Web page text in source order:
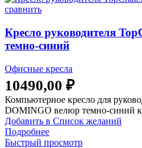
сравнить
Кресло руководителя
темно-синий
Офисные кресла
10490,00 ₽
Компьютерное кресло для
DOMINGO велюр темно-синий
Добавить в Список желаний
Подробнее
Быстрый просмотр